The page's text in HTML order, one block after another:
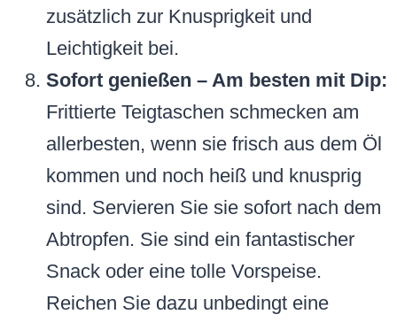
zusätzlich zur Knusprigkeit und
Leichtigkeit bei.
Sofort genießen – Am besten mit Dip:
Frittierte Teigtaschen schmecken am
allerbesten, wenn sie frisch aus dem Öl
kommen und noch heiß und knusprig
sind. Servieren Sie sie sofort nach dem
Abtropfen. Sie sind ein fantastischer
Snack oder eine tolle Vorspeise.
Reichen Sie dazu unbedingt eine